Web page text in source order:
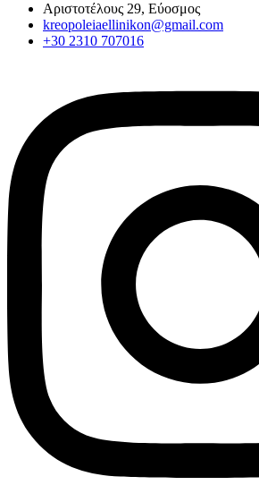
Αριστοτέλους 29, Εύοσμος
kreopoleiaellinikon@gmail.com
+30 2310 707016